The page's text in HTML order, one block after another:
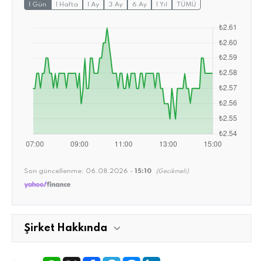
1 Gün 1 Hafta 1 Ay 3 Ay 6 Ay 1 Yıl TÜMÜ
Son güncellenme: 06.08.2026 - 15:10 (Gecikmeli)
Şirket Hakkında